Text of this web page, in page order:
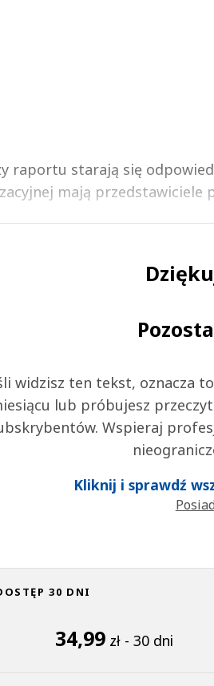
raportu starają się
mają przedstawiciele
widzisz ten tekst, oznacza
lub próbujesz
Wspieraj
Kliknij i sprawdź
30 DNI
34,99 zł - 30 dni